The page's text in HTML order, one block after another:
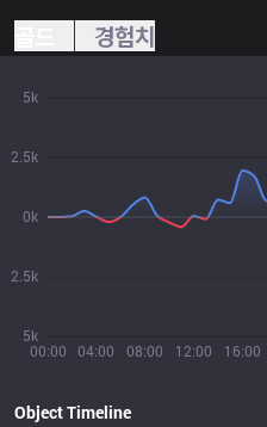
경험치
00:00 04:00 08:00 12:00 16:00
5k
2.5k
0k
2.5k
5k
Object Timeline